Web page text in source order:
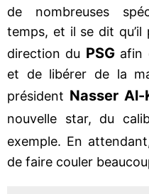
de nombreuses
temps, et il se dit
direction du PSGafin
et de libérer de la
président Nasser Al-
nouvelle star, du
exemple. En attendant,
de faire couler